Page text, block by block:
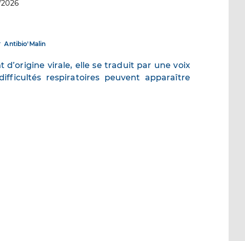
Antibio'Malin
virale, elle se traduit par une voix
respiratoires peuvent apparaître